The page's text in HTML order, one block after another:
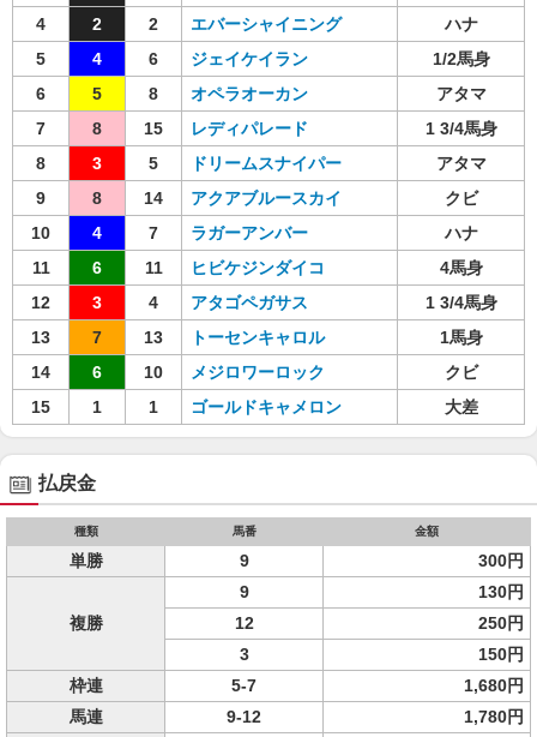
4
2 2 エバーシャイニング
ハナ
5
4 6 ジェイケイラン
1/2馬身
6
5 8 オペラオーカン
アタマ
7
8 15 レディパレード
1 3/4馬身
8
3 5 ドリームスナイパー
アタマ
9
8 14 アクアブルースカイ
クビ
10
4 7 ラガーアンバー
ハナ
11
6 11 ヒビケジンダイコ
4馬身
12
3 4 アタゴペガサス
1 3/4馬身
13
7 13 トーセンキャロル
1馬身
14
6 10 メジロワーロック
クビ
15
1 1 ゴールドキャメロン 大差
払戻金
種類 馬番 金額
単勝 9 300円
複勝
9
130円
12
250円
3
150円
枠連
5-7
1,680円
馬連
9-12 1,780円